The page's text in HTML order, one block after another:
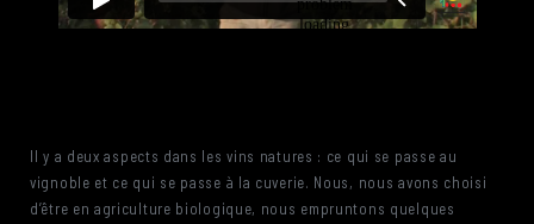
Il y a deux aspects dans les vins natures : ce qui se passe au
vignoble et ce qui se passe à la cuverie. Nous, nous avons choisi
d’être en agriculture biologique, nous empruntons quelques